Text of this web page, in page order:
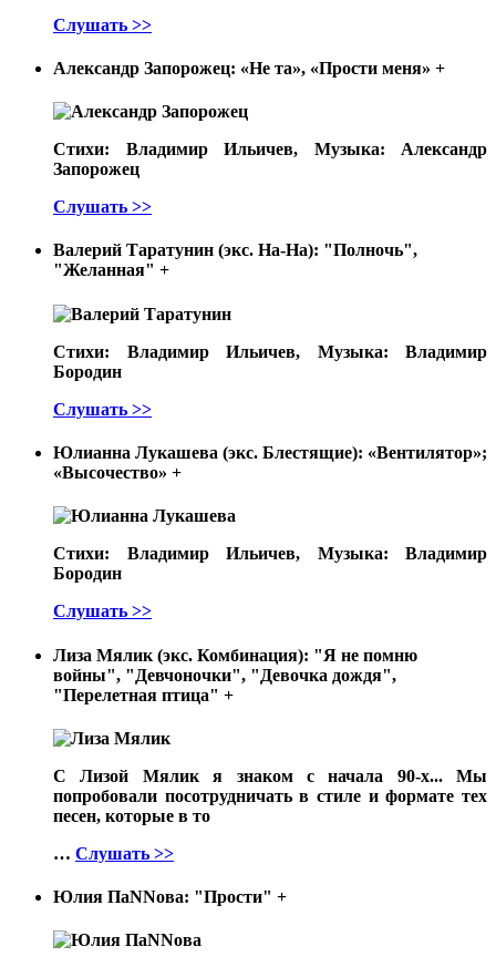
Слушать >>
Александр Запорожец: «Не та», «Прости меня» +
Стихи: Владимир Ильичев, Музыка: Александр
Запорожец
Слушать >>
Валерий Таратунин (экс. На-На): "Полночь",
"Желанная" +
Стихи: Владимир Ильичев, Музыка: Владимир
Бородин
Слушать >>
Юлианна Лукашева (экс. Блестящие): «Вентилятор»;
«Высочество» +
Стихи: Владимир Ильичев, Музыка: Владимир
Бородин
Слушать >>
Лиза Мялик (экс. Комбинация): "Я не помню
войны", "Девчоночки", "Девочка дождя",
"Перелетная птица" +
С Лизой Мялик я знаком с начала 90-х... Мы
попробовали посотрудничать в стиле и формате тех
песен, которые в то
… Слушать >>
Юлия ПаNNова: "Прости" +